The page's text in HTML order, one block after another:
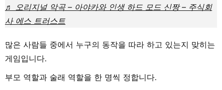
♬ 오리지널 악곡 – 아야카와 인생 하드 모드 신짱 – 주식회
사 에스 트러스트
많은 사람들 중에서 누구의 동작을 따라 하고 있는지 맞히는
게임입니다.
부모 역할과 술래 역할을 한 명씩 정합니다.